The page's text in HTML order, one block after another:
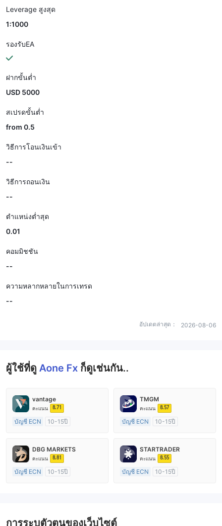
Leverage สูงสุด
1:1000
รองรับEA
ฝากขั้นต่ำ
USD 5000
สเปรดขั้นต่ำ
from 0.5
วิธีการโอนเงินเข้า
--
วิธีการถอนเงิน
--
ตำแหน่งต่ำสุด
0.01
คอมมิชชัน
--
ความหลากหลายในการเทรด
--
อัปเดตล่าสุด： 2026-08-06
ผู้ใช้ที่ดู Aone Fx ก็ดูเช่นกัน..
vantage
คะแนน 8.71
บัญชี ECN
10-15ปี
ใบอนุญาต MT4 แบบเต็ม
TMGM
คะแนน 8.57
บัญชี ECN
10-15ปี
ใบอนุญาต MT4 แบบเต็ม
DBG MARKETS
คะแนน 8.81
บัญชี ECN
10-15ปี
STARTRADER
คะแนน 8.55
บัญชี ECN
10-15ปี
การระบุตัวตนของเว็บไซต์